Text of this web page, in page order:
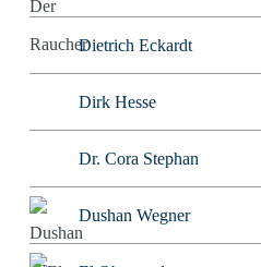
Dietrich Eckardt
Dirk Hesse
Dr. Cora Stephan
Dushan Wegner